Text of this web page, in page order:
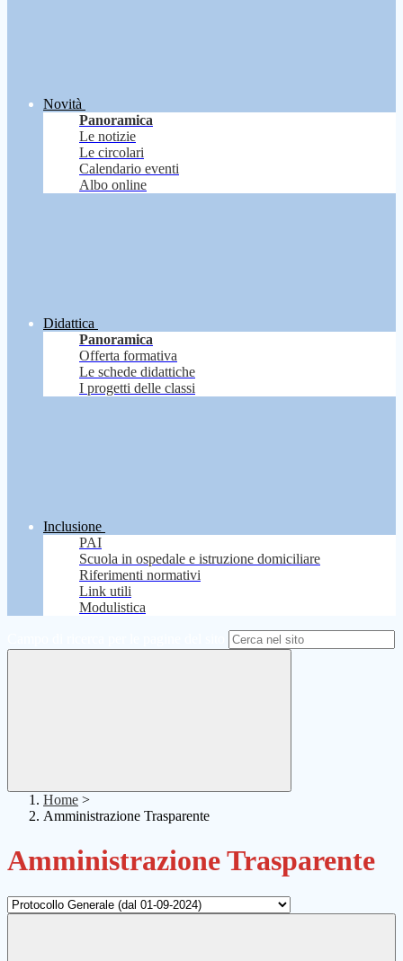
Novità
Panoramica
Le notizie
Le circolari
Calendario eventi
Albo online
Didattica
Panoramica
Offerta formativa
Le schede didattiche
I progetti delle classi
Inclusione
PAI
Scuola in ospedale e istruzione domiciliare
Riferimenti normativi
Link utili
Modulistica
Home >
Amministrazione Trasparente
Amministrazione Trasparente